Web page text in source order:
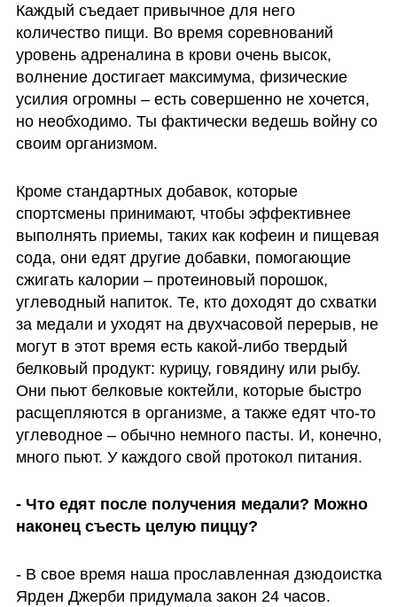
Каждый съедает привычное для него
количество пищи. Во время соревнований
уровень адреналина в крови очень высок,
волнение достигает максимума, физические
усилия огромны – есть совершенно не хочется,
но необходимо. Ты фактически ведешь войну со
своим организмом.
Кроме стандартных добавок, которые
спортсмены принимают, чтобы эффективнее
выполнять приемы, таких как кофеин и пищевая
сода, они едят другие добавки, помогающие
сжигать калории – протеиновый порошок,
углеводный напиток. Те, кто доходят до схватки
за медали и уходят на двухчасовой перерыв, не
могут в этот время есть какой-либо твердый
белковый продукт: курицу, говядину или рыбу.
Они пьют белковые коктейли, которые быстро
расщепляются в организме, а также едят что-то
углеводное – обычно немного пасты. И, конечно,
много пьют. У каждого свой протокол питания.
- Что едят после получения медали? Можно
наконец съесть целую пиццу?
- В свое время наша прославленная дзюдоистка
Ярден Джерби придумала закон 24 часов.